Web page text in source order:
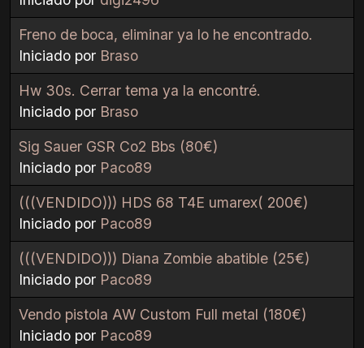
Freno de boca, eliminar ya lo he encontrado.
Iniciado por Braso
Hw 30s. Cerrar tema ya la encontré.
Iniciado por Braso
Sig Sauer GSR Co2 Bbs (80€)
Iniciado por Paco89
(((VENDIDO))) HDS 68 T4E umarex( 200€)
Iniciado por Paco89
(((VENDIDO))) Diana Zombie abatible (25€)
Iniciado por Paco89
Vendo pistola AW Custom Full metal (180€)
Iniciado por Paco89